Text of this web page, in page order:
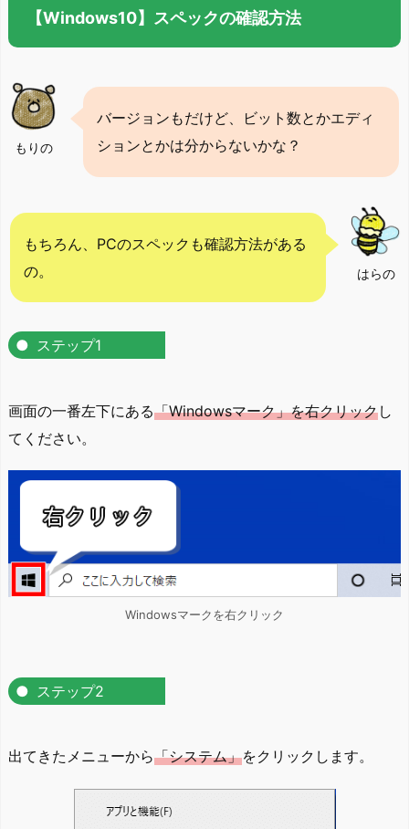
【Windows10】スペックの確認方法
もりの
バージョンもだけど、ビット数とかエディ
ションとかは分からないかな？
はらの
もちろん、PCのスペックも確認方法がある
の。
ステップ1
画面の一番左下にある「Windowsマーク」を右クリックし
てください。
Windowsマークを右クリック
ステップ2
出てきたメニューから「システム」をクリックします。